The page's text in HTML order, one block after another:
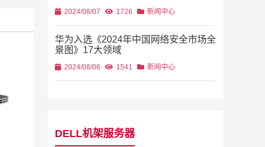
2024/08/07 1726 新闻中心
华为入选《2024年中国网络安全市场全
景图》17大领域
2024/08/06 1541 新闻中心
DELL机架服务器